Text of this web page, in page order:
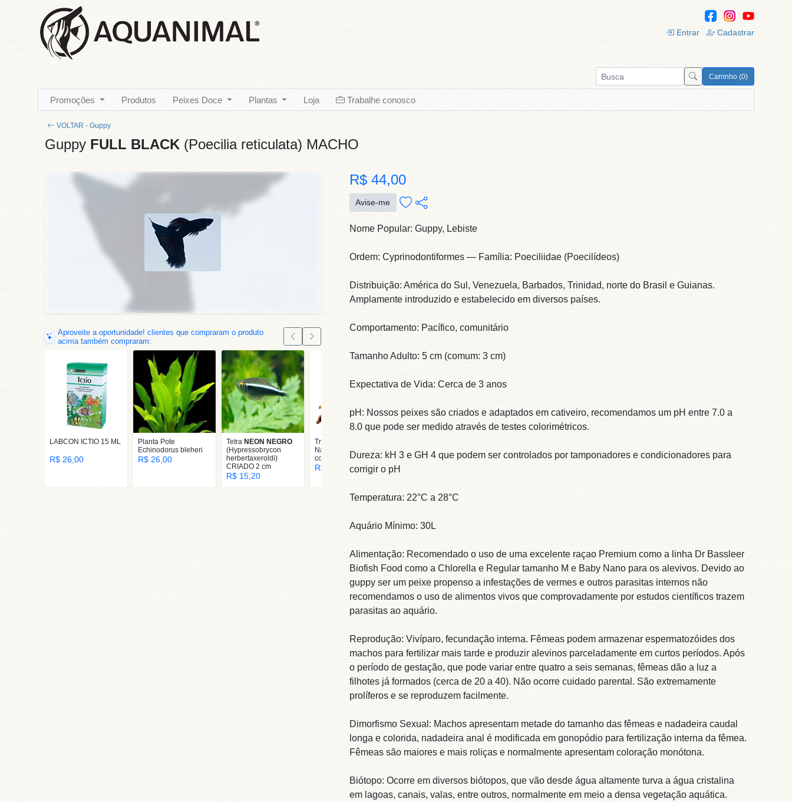
Entrar Cadastrar
Carrinho (0)
Promoções Produtos Peixes Doce Plantas Loja Trabalhe conosco
VOLTAR - Guppy
Guppy FULL BLACK (Poecilia reticulata) MACHO
Aproveite a oportunidade! clientes que compraram o produto
acima também compraram:
LABCON ICTIO 15 ML
R$ 26,00
Planta Pote
Echinodorus bleheri
R$ 26,00
Tetra NEON NEGRO
(Hypressobrycon
herbertaxeroldi)
CRIADO 2 cm
R$ 15,20
Tronco Raiz Galhada
Natural (16 a 22 cm) -
cod. verde
R$ 44,00
R$ 44,00
Avise-me
Nome Popular: Guppy, Lebiste
Ordem: Cyprinodontiformes — Família: Poeciliidae (Poecilídeos)
Distribuição: América do Sul, Venezuela, Barbados, Trinidad, norte do Brasil e Guianas.
Amplamente introduzido e estabelecido em diversos países.
Comportamento: Pacífico, comunitário
Tamanho Adulto: 5 cm (comum: 3 cm)
Expectativa de Vida: Cerca de 3 anos
pH: Nossos peixes são criados e adaptados em cativeiro, recomendamos um pH entre 7.0 a
8.0 que pode ser medido através de testes colorimétricos.
Dureza: kH 3 e GH 4 que podem ser controlados por tamponadores e condicionadores para
corrigir o pH
Temperatura: 22°C a 28°C
Aquário Mínimo: 30L
Alimentação: Recomendado o uso de uma excelente raçao Premium como a linha Dr Bassleer
Biofish Food como a Chlorella e Regular tamanho M e Baby Nano para os alevivos. Devido ao
guppy ser um peixe propenso a infestações de vermes e outros parasitas internos não
recomendamos o uso de alimentos vivos que comprovadamente por estudos científicos trazem
parasitas ao aquário.
Reprodução: Vivíparo, fecundação interna. Fêmeas podem armazenar espermatozóides dos
machos para fertilizar mais tarde e produzir alevinos parceladamente em curtos períodos. Após
o período de gestação, que pode variar entre quatro a seis semanas, fêmeas dão a luz a
filhotes já formados (cerca de 20 a 40). Não ocorre cuidado parental. São extremamente
prolíferos e se reproduzem facilmente.
Dimorfismo Sexual: Machos apresentam metade do tamanho das fêmeas e nadadeira caudal
longa e colorida, nadadeira anal é modificada em gonopódio para fertilização interna da fêmea.
Fêmeas são maiores e mais roliças e normalmente apresentam coloração monótona.
Biótopo: Ocorre em diversos biótopos, que vão desde água altamente turva a água cristalina
em lagoas, canais, valas, entre outros, normalmente em meio a densa vegetação aquática.